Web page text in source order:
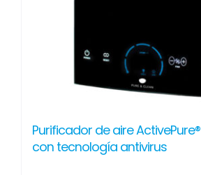
Purificador de aire ActivePure®
con tecnología antivirus